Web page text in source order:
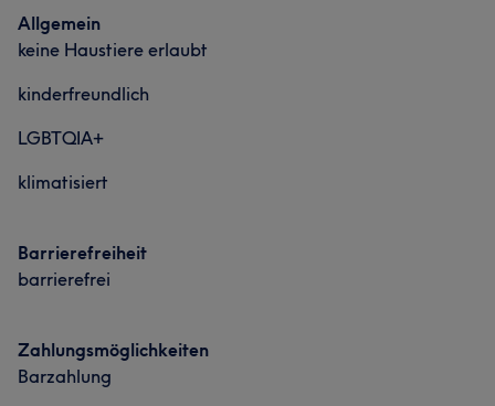
Allgemein
keine Haustiere erlaubt
kinderfreundlich
LGBTQIA+
klimatisiert
Barrierefreiheit
barrierefrei
Zahlungsmöglichkeiten
Barzahlung